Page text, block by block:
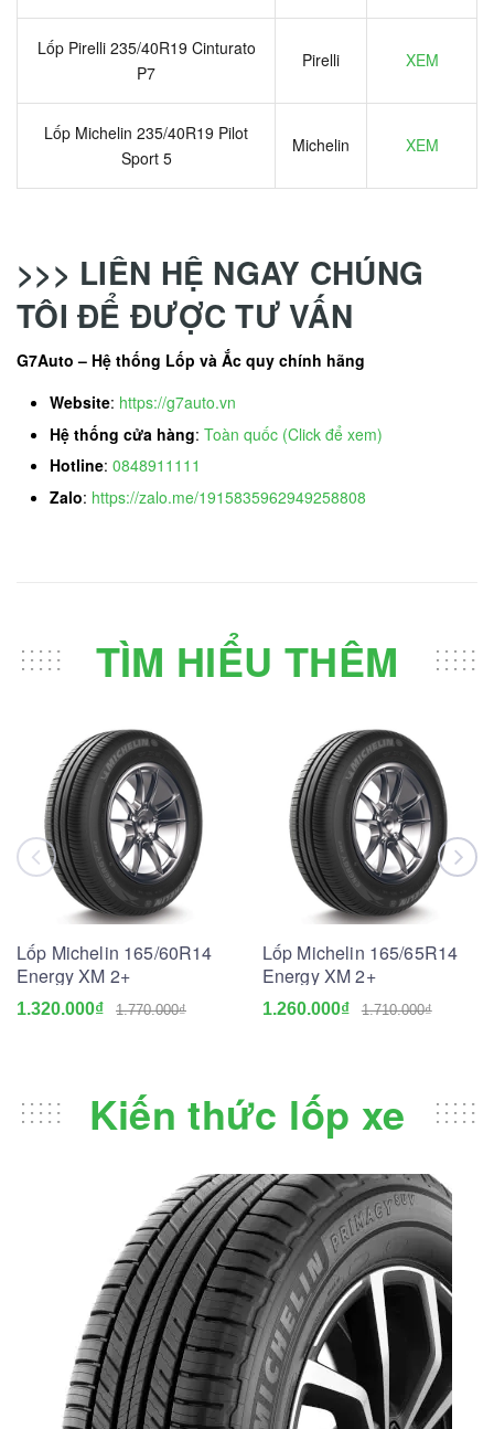
Lốp Pirelli 235/40R19 Cinturato
P7
Pirelli XEM
Lốp Michelin 235/40R19 Pilot
Sport 5
Michelin XEM
>>> LIÊN HỆ NGAY CHÚNG
TÔI ĐỂ ĐƯỢC TƯ VẤN
G7Auto – Hệ thống Lốp và Ắc quy chính hãng
Website: https://g7auto.vn
Hệ thống cửa hàng: Toàn quốc (Click để xem)
Hotline: 0848911111
Zalo: https://zalo.me/1915835962949258808
TÌM HIỂU THÊM
Lốp Michelin 165/60R14
Energy XM 2+
1.320.000₫ 1.770.000₫
Lốp Michelin 165/65R14
Energy XM 2+
1.260.000₫ 1.710.000₫
Kiến thức lốp xe